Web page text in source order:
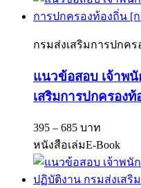
กรมส่งเสริมการปกค
แนวข้อสอบ เจ้าพ
เสริมการปกครองท้
395 – 685 บาท
หนังสือเล่มE-Book